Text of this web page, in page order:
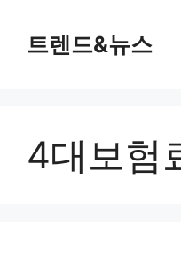
트렌드&뉴스
4대보험